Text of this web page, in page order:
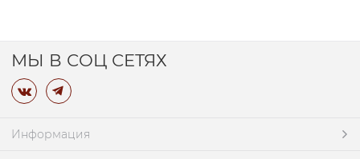
МЫ В СОЦ СЕТЯХ
Информация